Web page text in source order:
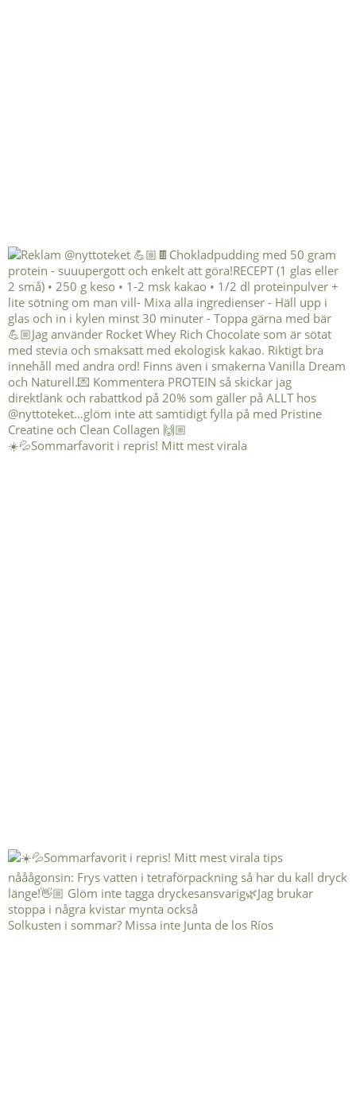
☀️💦Sommarfavorit i repris! Mitt mest virala
Solkusten i sommar? Missa inte Junta de los Ríos